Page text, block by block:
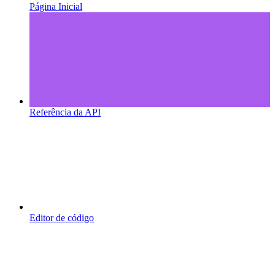
Página Inicial
Referência da API
Editor de código